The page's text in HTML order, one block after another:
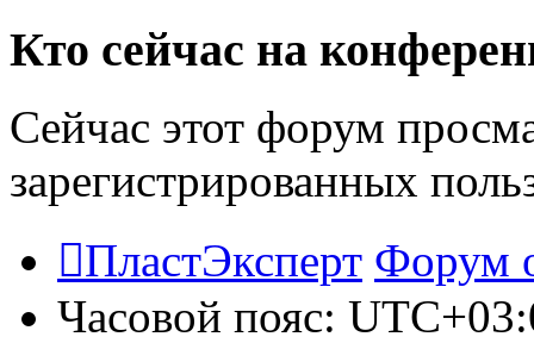
Кто сейчас на
Сейчас этот форум
зарегистрированных
ПластЭксперт Форум
Часовой пояс: